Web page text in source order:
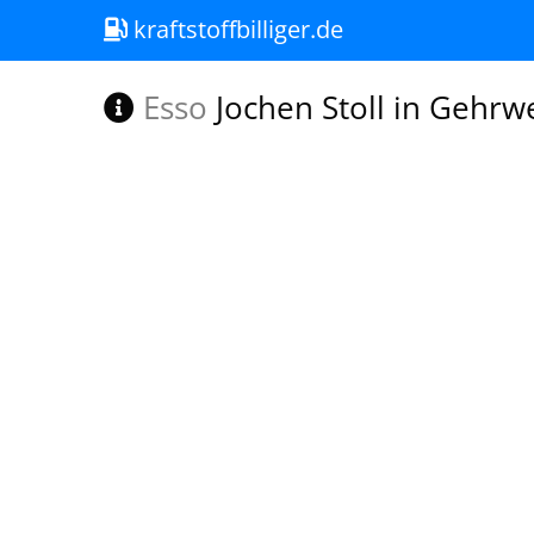
kraftstoffbilliger.de
Esso Jochen Stoll in